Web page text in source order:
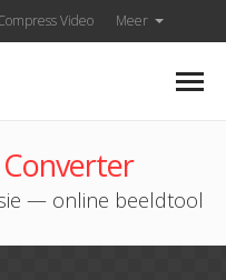
Video Meer
Converter
— online beeldtool